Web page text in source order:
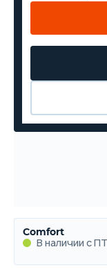
Comfort
В наличии с